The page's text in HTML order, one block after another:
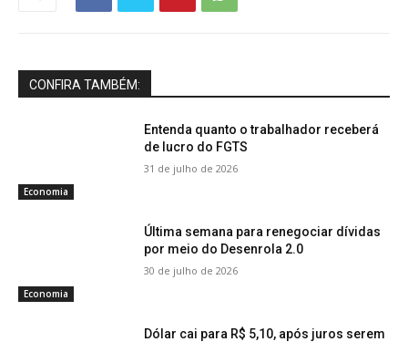
CONFIRA TAMBÉM:
Economia
Entenda quanto o trabalhador receberá
de lucro do FGTS
31 de julho de 2026
Economia
Última semana para renegociar dívidas
por meio do Desenrola 2.0
30 de julho de 2026
Dólar cai para R$ 5,10, após juros serem